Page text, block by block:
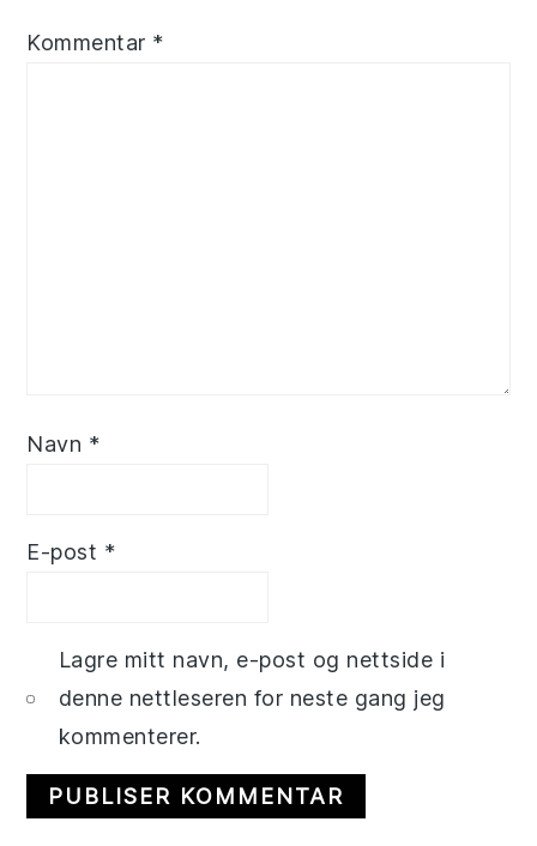
Kommentar *
Navn *
E-post *
Lagre mitt navn, e-post og nettside i
denne nettleseren for neste gang jeg
kommenterer.